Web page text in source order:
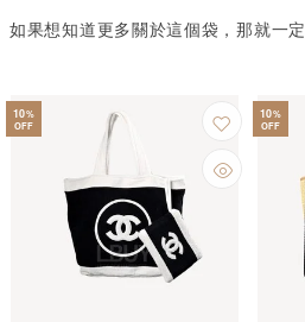
如果想知道更多關於這個袋，那就一
10%
OFF
10%
OFF